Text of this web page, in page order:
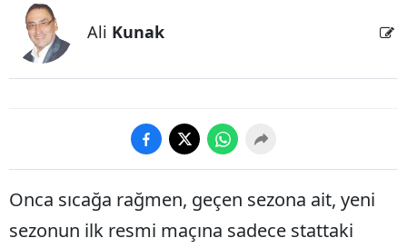
Ali Kunak
Onca sıcağa rağmen, geçen sezona ait, yeni
sezonun ilk resmi maçına sadece stattaki